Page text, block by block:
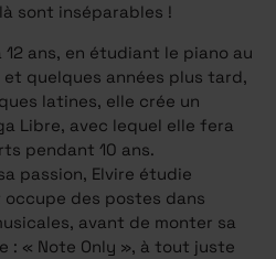
sont inséparables !
ans, en étudiant le piano au
quelques années plus tard,
latines, elle crée un
Libre, avec lequel elle fera
pendant 10 ans.
passion, Elvire étudie
des postes dans
avant de monter sa
: « Note Only », à tout juste